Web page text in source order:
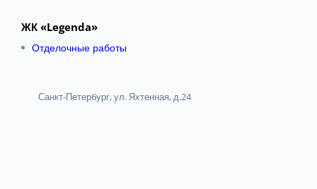
ЖК «Legenda»
Отделочные работы
Санкт-Петербург, ул. Яхтенная, д.24